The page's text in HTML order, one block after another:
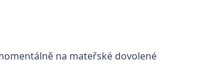
na mateřské dovolené